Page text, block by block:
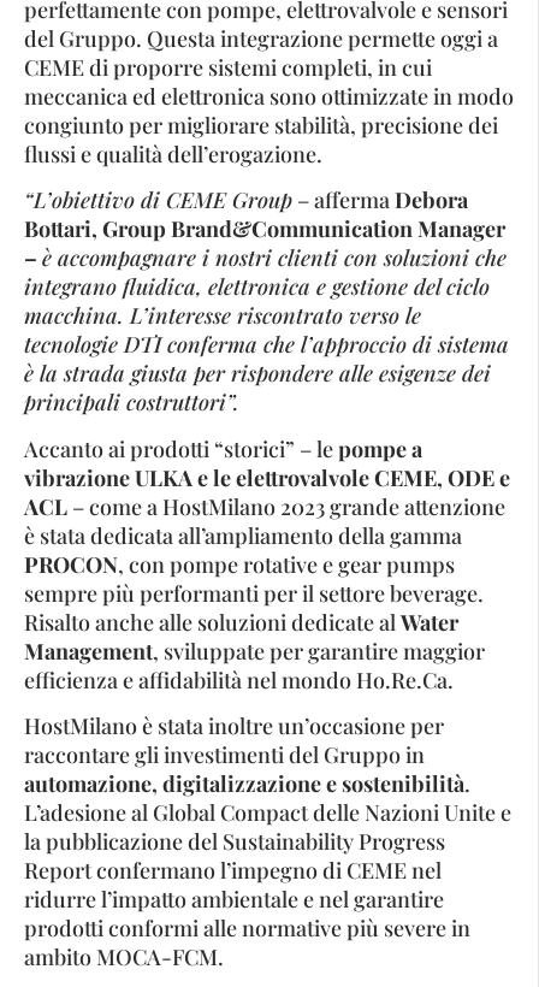
perfettamente con pompe, elettrovalvole e sensori
del Gruppo. Questa integrazione permette oggi a
CEME di proporre sistemi completi, in cui
meccanica ed elettronica sono ottimizzate in modo
congiunto per migliorare stabilità, precisione dei
flussi e qualità dell’erogazione.
“L’obiettivo di CEME Group – affermaDebora
Bottari, Group Brand&Communication Manager
– è accompagnare i nostri clienti con soluzioni che
integrano fluidica, elettronica e gestione del ciclo
macchina. L’interesse riscontrato verso le
tecnologie DTI conferma che l’approccio di sistema
è la strada giusta per rispondere alle esigenze dei
principali costruttori”.
Accanto ai prodotti “storici” – lepompe a
vibrazione ULKA e le elettrovalvole CEME, ODE e
ACL – come a HostMilano 2023 grande attenzione
è stata dedicata all’ampliamento della gamma
PROCON, con pompe rotative e gear pumps
sempre più performanti per il settore beverage.
Risalto anche alle soluzioni dedicate al Water
Management, sviluppate per garantire maggior
efficienza e affidabilità nel mondo Ho.Re.Ca.
HostMilano è stata inoltre un’occasione per
raccontare gli investimenti del Gruppo in
automazione, digitalizzazione e sostenibilità.
L’adesione al Global Compact delle Nazioni Unite e
la pubblicazione del Sustainability Progress
Report confermano l’impegno di CEME nel
ridurre l’impatto ambientale e nel garantire
prodotti conformi alle normative più severe in
ambito MOCA-FCM.